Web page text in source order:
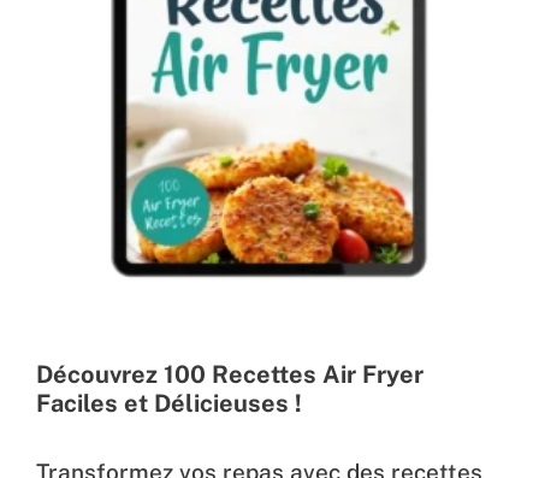
Découvrez 100 Recettes Air Fryer
Faciles et Délicieuses !
Transformez vos repas avec des recettes